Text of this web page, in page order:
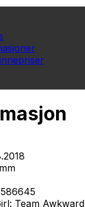
Team Awkward